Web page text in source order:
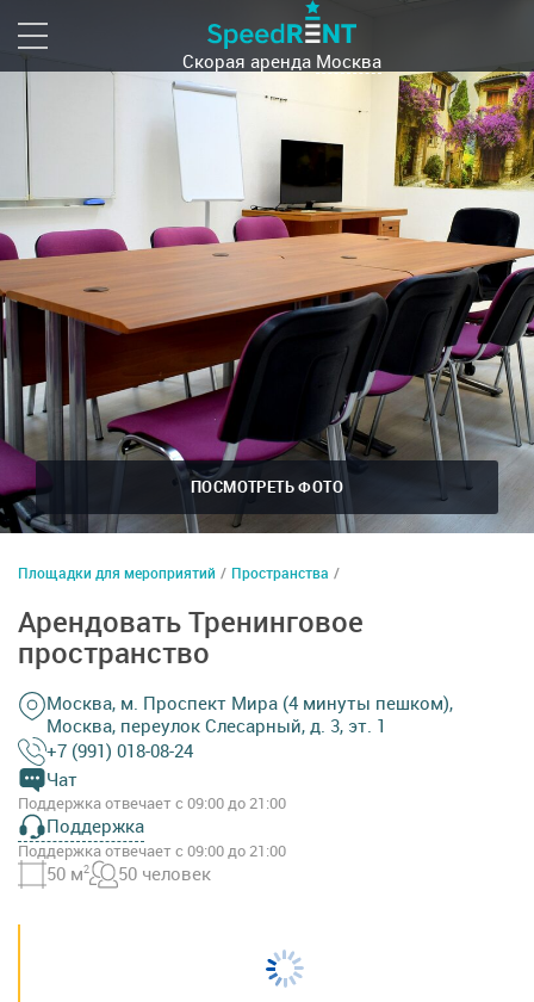
Скорая аренда Москва
ПОСМОТРЕТЬ ФОТО
Площадки для мероприятий / Пространства /
Арендовать Тренинговое
пространство
Москва, м. Проспект Мира (4 минуты пешком),
Москва, переулок Слесарный, д. 3, эт. 1
+7 (991) 018-08-24
Чат
Поддержка отвечает с 09:00 до 21:00
Поддержка
Поддержка отвечает с 09:00 до 21:00
50 м2 50 человек